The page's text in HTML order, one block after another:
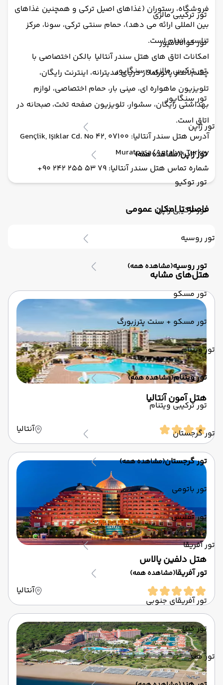
تور ترکیبی مالزی
تور کوالالامپور
تور ترکیبی مالزی و سنگاپور
تور سنگاپور
تور ژاپن
تور ژاپن(مشاهده همه)
تور توکیو
تور ترکیبی ژاپن
تور روسیه
تور روسیه(مشاهده همه)
تور مسکو
تور مسکو + سنت پترزبورگ
تور ویتنام
تور ویتنام(مشاهده همه)
تور ترکیبی ویتنام
تور گرجستان
تور گرجستان(مشاهده همه)
تور باتومی
تور تفلیس
تور آفریقا
تور آفریقا(مشاهده همه)
تور آفریقای جنوبی
تور کنیا
تور هند
فروشگاه، رستوران (غذاهای اصیل ترکی و همچنین غذاهای
بین المللی ارائه می دهد)، حمام سنتی ترکی، سونا، مرکز
تناسب اندام،است.
امکانات اتاق های هتل سندر آنتالیا بالکن اختصاصی با
چشم انداز پانوراما از دریای مدیترانه، اینترنت رایگان،
تلویزیون ماهواره ای، مینی بار، حمام اختصاصی، لوازم
بهداشتی رایگان، سشوار، تلویزیون صفحه تخت، صبحانه در
اتاق است.
آدرس هتل سندر آنتالیا: Gençlik, Işıklar Cd. No 42, 07100
Muratpaşa/Antalya, Turkey
شماره تماس هتل سندر آنتالیا: 79 53 255 242 90+
فاصله تا امکان عمومی
‌هتل‌های مشابه
هتل آمون آنتالیا
آنتالیا
هتل دلفین پالاس
آنتالیا